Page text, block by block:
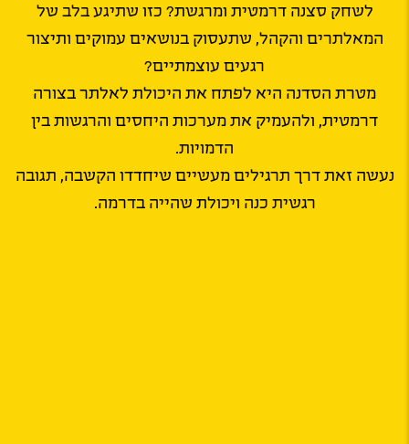
לשחק סצנה דרמטית ומרגשת? כזו שתיגע בלב של
המאלתרים והקהל, שתעסוק בנושאים עמוקים ותיצור
רגעים עוצמתיים?
מטרת הסדנה היא לפתח את היכולת לאלתר בצורה
דרמטית, ולהעמיק את מערכות היחסים והרגשות בין
הדמויות.
נעשה זאת דרך תרגילים מעשיים שיחדדו הקשבה, תגובה
רגשית כנה ויכולת שהייה בדרמה.